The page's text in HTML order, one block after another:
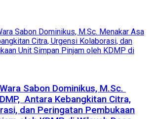
Sabon Dominikus, M.Sc.
Antara Kebangkitan Citra,
dan Peringatan Pembukaan